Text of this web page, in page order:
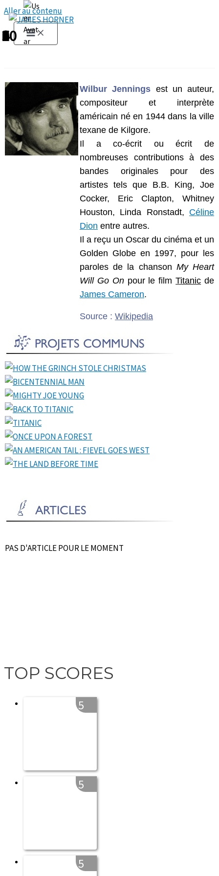
Aller au contenu
Wilbur Jennings est un auteur,
compositeur et interprète
américain né en 1944 dans la ville
texane de Kilgore.
Il a co-écrit ou écrit de
nombreuses contributions à des
bandes originales pour des
artistes tels que B.B. King, Joe
Cocker, Eric Clapton, Whitney
Houston, Linda Ronstadt, Céline
Dion entre autres.
Il a reçu un Oscar du cinéma et un
Golden Globe en 1997, pour les
paroles de la chanson My Heart
Will Go Onpour le filmTitanic de
James Cameron.
Source : Wikipedia
PAS D'ARTICLE POUR LE MOMENT
TOP SCORES
1
5
2
5
3
5
4
5
6
7
8
9
10